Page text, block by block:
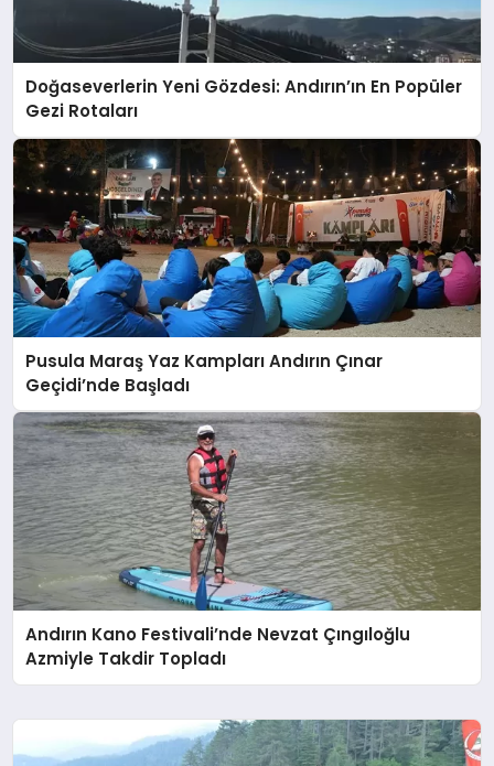
Doğaseverlerin Yeni Gözdesi: Andırın’ın En Popüler
Gezi Rotaları
Pusula Maraş Yaz Kampları Andırın Çınar
Geçidi’nde Başladı
Andırın Kano Festivali’nde Nevzat Çıngıloğlu
Azmiyle Takdir Topladı